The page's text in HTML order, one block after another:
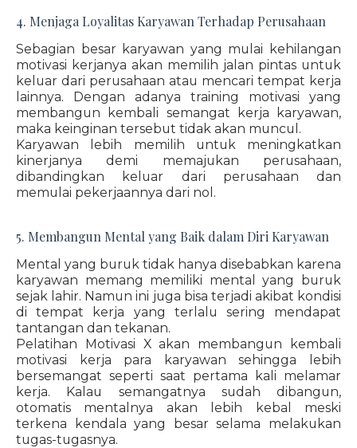
4. Menjaga Loyalitas Karyawan Terhadap Perusahaan
Sebagian besar karyawan yang mulai kehilangan
motivasi kerjanya akan memilih jalan pintas untuk
keluar dari perusahaan atau mencari tempat kerja
lainnya. Dengan adanya training motivasi yang
membangun kembali semangat kerja karyawan,
maka keinginan tersebut tidak akan muncul.
Karyawan lebih memilih untuk meningkatkan
kinerjanya demi memajukan perusahaan,
dibandingkan keluar dari perusahaan dan
memulai pekerjaannya dari nol.
5. Membangun Mental yang Baik dalam Diri Karyawan
Mental yang buruk tidak hanya disebabkan karena
karyawan memang memiliki mental yang buruk
sejak lahir. Namun ini juga bisa terjadi akibat kondisi
di tempat kerja yang terlalu sering mendapat
tantangan dan tekanan.
Pelatihan Motivasi X akan membangun kembali
motivasi kerja para karyawan sehingga lebih
bersemangat seperti saat pertama kali melamar
kerja. Kalau semangatnya sudah dibangun,
otomatis mentalnya akan lebih kebal meski
terkena kendala yang besar selama melakukan
tugas-tugasnya.